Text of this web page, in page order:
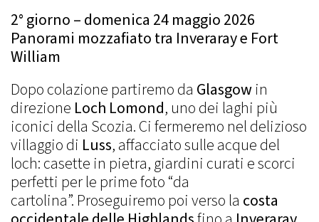
2° giorno – domenica 24 maggio 2026
Panorami mozzafiato tra Inveraray e Fort
William
Dopo colazione partiremo da Glasgowin
direzione Loch Lomond, uno dei laghi più
iconici della Scozia. Ci fermeremo nel delizioso
villaggio di Luss, affacciato sulle acque del
loch: casette in pietra, giardini curati e scorci
perfetti per le prime foto “da
cartolina”. Proseguiremo poi verso la costa